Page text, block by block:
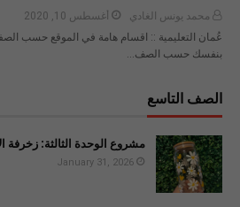
محمد يونس الغادي
أغسطس 10, 2020
عُمان التعليمية :: اقسام هامة في الموقع حسب
بنفسك حسب الصف…
الصف التاسع
مشروع الوحدة الثالثة: زخرفة
January 31, 2026